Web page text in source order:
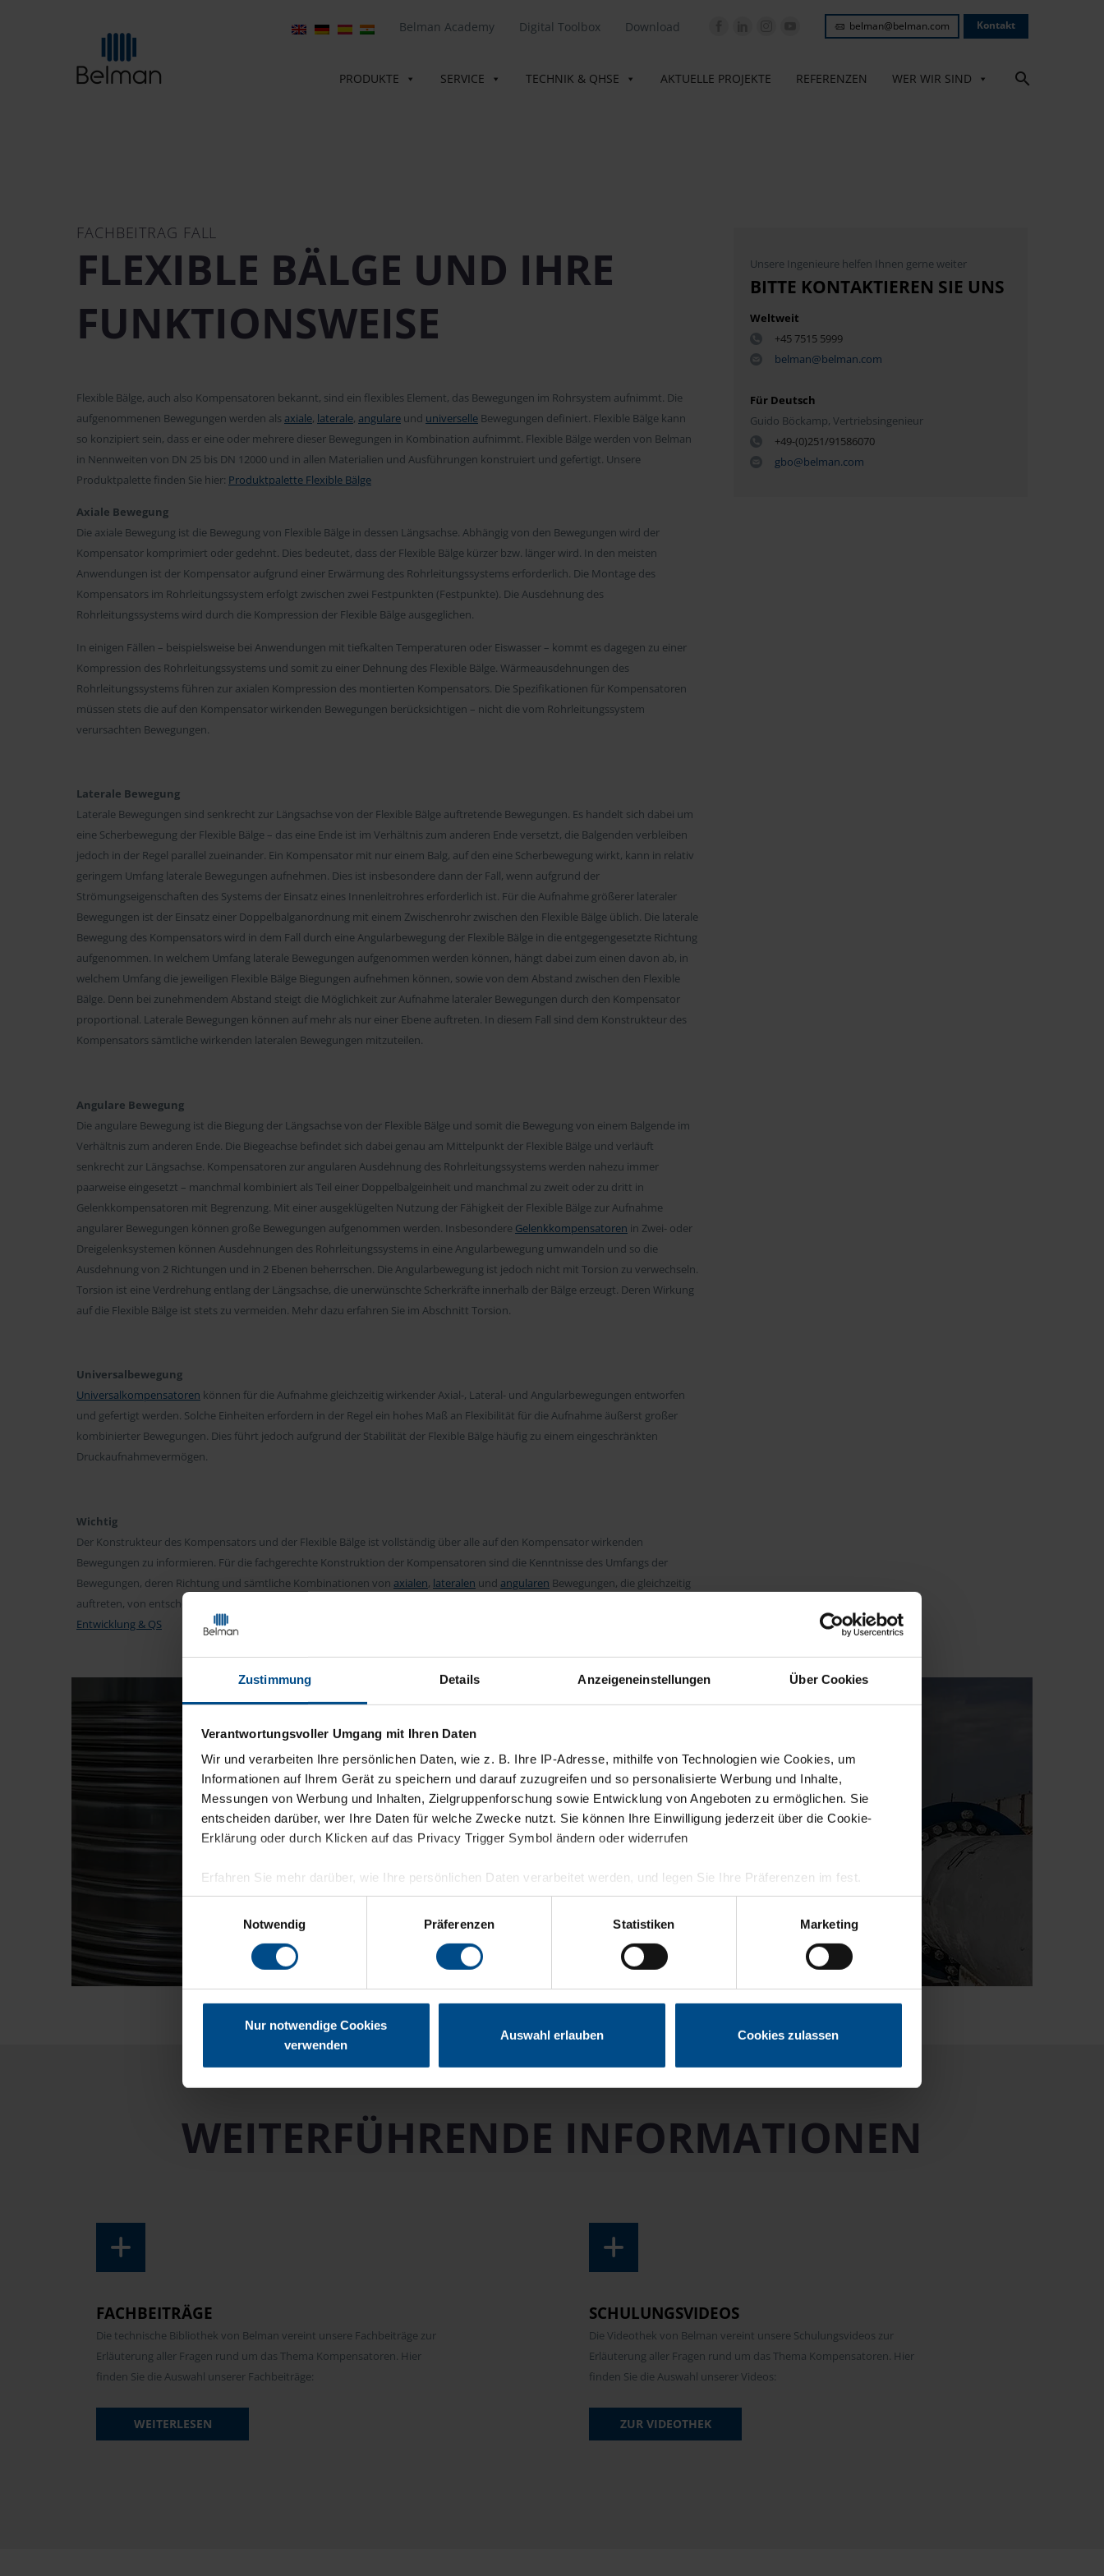
Zustimmung Details Anzeigeneinstellungen Über Cookies
Verantwortungsvoller Umgang mit Ihren Daten
Wir und verarbeiten Ihre persönlichen Daten, wie z. B. Ihre IP-Adresse, mithilfe von Technologien wie Cookies, um
Informationen auf Ihrem Gerät zu speichern und darauf zuzugreifen und so personalisierte Werbung und Inhalte,
Messungen von Werbung und Inhalten, Zielgruppenforschung sowie Entwicklung von Angeboten zu ermöglichen. Sie
entscheiden darüber, wer Ihre Daten für welche Zwecke nutzt. Sie können Ihre Einwilligung jederzeit über die Cookie-
Erklärung oder durch Klicken auf das Privacy Trigger Symbol ändern oder widerrufen
Erfahren Sie mehr darüber, wie Ihre persönlichen Daten verarbeitet werden, und legen Sie Ihre Präferenzen im fest.
Wir verwenden Cookies, um Inhalte und Anzeigen zu personalisieren, Funktionen für soziale Medien anbieten zu können
Website an unsere Partner für soziale Medien, Werbung und Analysen weiter. Unsere Partner führen diese Informationen
Notwendig
Präferenzen Statistiken Marketing
Nur notwendige Cookies
verwenden
Auswahl erlauben Cookies zulassen
Belman Academy Digital Toolbox Download belman@belman.com Kontakt
PRODUKTE SERVICE TECHNIK & QHSE AKTUELLE PROJEKTE REFERENZEN WER WIR SIND
FACHBEITRAG FALL
FLEXIBLE BÄLGE UND IHRE
FUNKTIONSWEISE
Flexible Bälge, auch also Kompensatoren bekannt, sind ein flexibles Element, das Bewegungen im Rohrsystem aufnimmt. Die
aufgenommenen Bewegungen werden als axiale, laterale, angulare und universelle Bewegungen definiert. Flexible Bälge kann
so konzipiert sein, dass er eine oder mehrere dieser Bewegungen in Kombination aufnimmt. Flexible Bälge werden von Belman
in Nennweiten von DN 25 bis DN 12000 und in allen Materialien und Ausführungen konstruiert und gefertigt. Unsere
Produktpalette finden Sie hier: Produktpalette Flexible Bälge
Axiale Bewegung
Die axiale Bewegung ist die Bewegung von Flexible Bälge in dessen Längsachse. Abhängig von den Bewegungen wird der
Kompensator komprimiert oder gedehnt. Dies bedeutet, dass der Flexible Bälge kürzer bzw. länger wird. In den meisten
Anwendungen ist der Kompensator aufgrund einer Erwärmung des Rohrleitungssystems erforderlich. Die Montage des
Kompensators im Rohrleitungssystem erfolgt zwischen zwei Festpunkten (Festpunkte). Die Ausdehnung des
Rohrleitungssystems wird durch die Kompression der Flexible Bälge ausgeglichen.
In einigen Fällen – beispielsweise bei Anwendungen mit tiefkalten Temperaturen oder Eiswasser – kommt es dagegen zu einer
Kompression des Rohrleitungssystems und somit zu einer Dehnung des Flexible Bälge. Wärmeausdehnungen des
Rohrleitungssystems führen zur axialen Kompression des montierten Kompensators. Die Spezifikationen für Kompensatoren
müssen stets die auf den Kompensator wirkenden Bewegungen berücksichtigen – nicht die vom Rohrleitungssystem
verursachten Bewegungen.
Laterale Bewegung
Laterale Bewegungen sind senkrecht zur Längsachse von der Flexible Bälge auftretende Bewegungen. Es handelt sich dabei um
eine Scherbewegung der Flexible Bälge – das eine Ende ist im Verhältnis zum anderen Ende versetzt, die Balgenden verbleiben
jedoch in der Regel parallel zueinander. Ein Kompensator mit nur einem Balg, auf den eine Scherbewegung wirkt, kann in relativ
geringem Umfang laterale Bewegungen aufnehmen. Dies ist insbesondere dann der Fall, wenn aufgrund der
Strömungseigenschaften des Systems der Einsatz eines Innenleitrohres erforderlich ist. Für die Aufnahme größerer lateraler
Bewegungen ist der Einsatz einer Doppelbalganordnung mit einem Zwischenrohr zwischen den Flexible Bälge üblich. Die laterale
Bewegung des Kompensators wird in dem Fall durch eine Angularbewegung der Flexible Bälge in die entgegengesetzte Richtung
aufgenommen. In welchem Umfang laterale Bewegungen aufgenommen werden können, hängt dabei zum einen davon ab, in
welchem Umfang die jeweiligen Flexible Bälge Biegungen aufnehmen können, sowie von dem Abstand zwischen den Flexible
Bälge. Denn bei zunehmendem Abstand steigt die Möglichkeit zur Aufnahme lateraler Bewegungen durch den Kompensator
proportional. Laterale Bewegungen können auf mehr als nur einer Ebene auftreten. In diesem Fall sind dem Konstrukteur des
Kompensators sämtliche wirkenden lateralen Bewegungen mitzuteilen.
Angulare Bewegung
Die angulare Bewegung ist die Biegung der Längsachse von der Flexible Bälge und somit die Bewegung von einem Balgende im
Verhältnis zum anderen Ende. Die Biegeachse befindet sich dabei genau am Mittelpunkt der Flexible Bälge und verläuft
senkrecht zur Längsachse. Kompensatoren zur angularen Ausdehnung des Rohrleitungssystems werden nahezu immer
paarweise eingesetzt – manchmal kombiniert als Teil einer Doppelbalgeinheit und manchmal zu zweit oder zu dritt in
Gelenkkompensatoren mit Begrenzung. Mit einer ausgeklügelten Nutzung der Fähigkeit der Flexible Bälge zur Aufnahme
angularer Bewegungen können große Bewegungen aufgenommen werden. Insbesondere Gelenkkompensatoren in Zwei- oder
Dreigelenksystemen können Ausdehnungen des Rohrleitungssystems in eine Angularbewegung umwandeln und so die
Ausdehnung von 2 Richtungen und in 2 Ebenen beherrschen. Die Angularbewegung ist jedoch nicht mit Torsion zu verwechseln.
Torsion ist eine Verdrehung entlang der Längsachse, die unerwünschte Scherkräfte innerhalb der Bälge erzeugt. Deren Wirkung
auf die Flexible Bälge ist stets zu vermeiden. Mehr dazu erfahren Sie im Abschnitt Torsion.
Universalbewegung
Universalkompensatoren können für die Aufnahme gleichzeitig wirkender Axial-, Lateral- und Angularbewegungen entworfen
und gefertigt werden. Solche Einheiten erfordern in der Regel ein hohes Maß an Flexibilität für die Aufnahme äußerst großer
kombinierter Bewegungen. Dies führt jedoch aufgrund der Stabilität der Flexible Bälge häufig zu einem eingeschränkten
Druckaufnahmevermögen.
Wichtig
Der Konstrukteur des Kompensators und der Flexible Bälge ist vollständig über alle auf den Kompensator wirkenden
Bewegungen zu informieren. Für die fachgerechte Konstruktion der Kompensatoren sind die Kenntnisse des Umfangs der
Bewegungen, deren Richtung und sämtliche Kombinationen von axialen, lateralen und angularen Bewegungen, die gleichzeitig
auftreten, von entscheidender Bedeutung. Hier erfahren Sie mehr über die Entwicklung von Kompensatoren bei Belman:
Entwicklung & QS
Unsere Ingenieure helfen Ihnen gerne weiter
BITTE KONTAKTIEREN SIE UNS
Weltweit
+45 7515 5999
belman@belman.com
Für Deutsch
Guido Böckamp, Vertriebsingenieur
+49-(0)251/91586070
gbo@belman.com
WEITERFÜHRENDE INFORMATIONEN
FACHBEITRÄGE
Die technische Bibliothek von Belman vereint unsere Fachbeiträge zur
Erläuterung aller Fragen rund um das Thema Kompensatoren. Hier
finden Sie die Auswahl unserer Fachbeiträge:
WEITERLESEN
SCHULUNGSVIDEOS
Die Videothek von Belman vereint unsere Schulungsvideos zur
Erläuterung aller Fragen rund um das Thema Kompensatoren. Hier
finden Sie die Auswahl unserer Videos:
ZUR VIDEOTHEK